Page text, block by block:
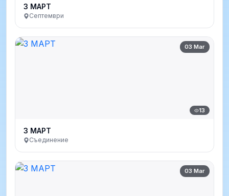
3 МАРТ
Септември
03 Mar
13
3 МАРТ
Съединение
03 Mar